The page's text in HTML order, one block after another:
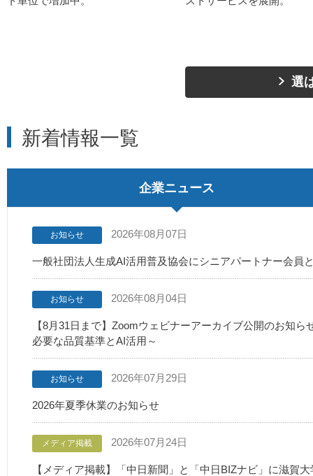
選
新着情報一覧
企業ニュース
お知らせ 2026年08月07日
一般社団法人生成AI活用普及協会にシニアパートナー会員
お知らせ 2026年08月04日
【8月31日まで】Zoomウェビナーアーカイブ公開のお知
必要な品質基準とAI活用～
お知らせ 2026年07月29日
2026年夏季休業のお知らせ
メディア掲載 2026年07月24日
【メディア掲載】「中日新聞」と「中日BIZナビ」に滋賀